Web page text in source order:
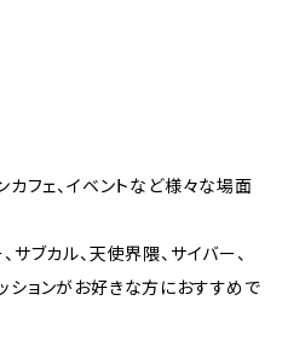
カフェ、イベントなど様々な場面
サブカル、天使界隈、サイバー、
ションがお好きな方におすすめで